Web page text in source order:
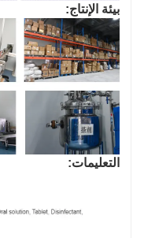
بيئة الإنتاج:
التعليمات: